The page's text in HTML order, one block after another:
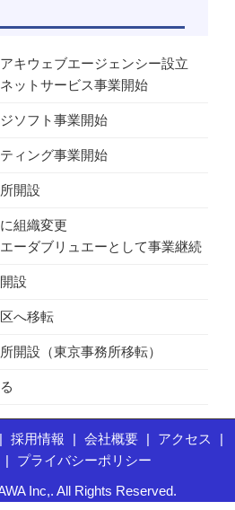
キウェブエージェンシー設立
ットサービス事業開始
ソフト事業開始
ィング事業開始
開設
組織変更
ーダブリュエーとして事業継続
設
へ移転
開設（東京事務所移転）
採用情報 会社概要
アクセス
プライバシーポリシー
Inc,. All Rights Reserved.